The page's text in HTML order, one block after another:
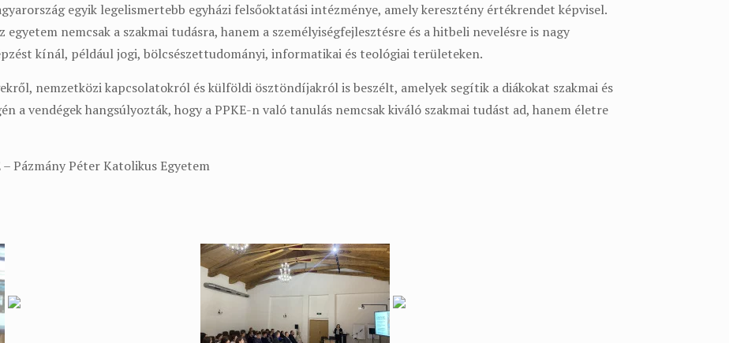
egyik legelismertebb egyházi felsőoktatási intézménye, amely keresztény értékrendet képvisel.
nemcsak a szakmai tudásra, hanem a személyiségfejlesztésre és a hitbeli nevelésre is nagy
kínál, például jogi, bölcsészettudományi, informatikai és teológiai területeken.
nemzetközi kapcsolatokról és külföldi ösztöndíjakról is beszélt, amelyek segítik a diákokat szakmai és
a vendégek hangsúlyozták, hogy a PPKE-n való tanulás nemcsak kiváló szakmai tudást ad, hanem életre
Pázmány Péter Katolikus Egyetem